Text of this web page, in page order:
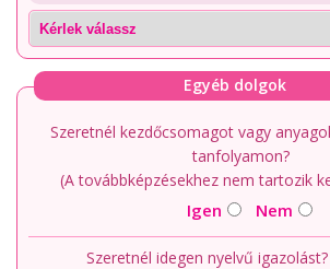
Egyéb dolgok
Szeretnél kezdőcsomagot vagy
tanfolyamon?
(A továbbképzésekhez nem tartozik
Igen Nem
Szeretnél idegen nyelvű